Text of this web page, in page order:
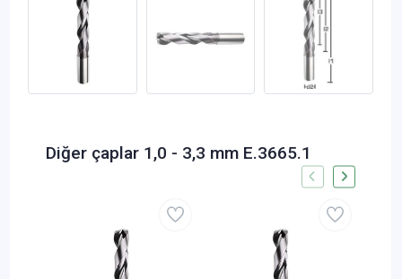
Diğer çaplar 1,0 - 3,3 mm E.3665.1